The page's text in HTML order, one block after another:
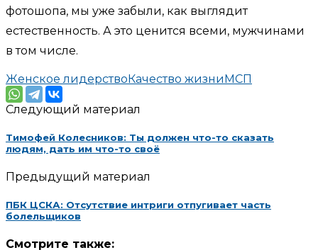
фотошопа, мы уже забыли, как выглядит
естественность. А это ценится всеми, мужчинами
в том числе.
Женское лидерствоКачество жизниМСП
Следующий материал
Тимофей Колесников: Ты должен что-то сказать
людям, дать им что-то своё
Предыдущий материал
ПБК ЦСКА: Отсутствие интриги отпугивает часть
болельщиков
Смотрите также: